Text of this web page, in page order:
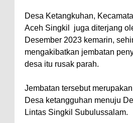
Desa Ketangkuhan,
Aceh Singkil juga diterjang
Desember 2023 kemarin,
mengakibatkan jembatan
desa itu rusak parah.
Jembatan tersebut
Desa ketangguhan menuju
Lintas Singkil Subulussalam.